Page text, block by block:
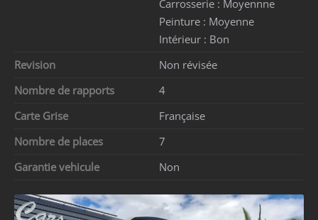
Carrosserie : Moyennne
Peinture : Moyenne
Intérieur : Bon
Revision
Non révisée
Nombre de rapports
4
Carte Grise
Française
Nombre de places
7
Garantie vehicule
Non